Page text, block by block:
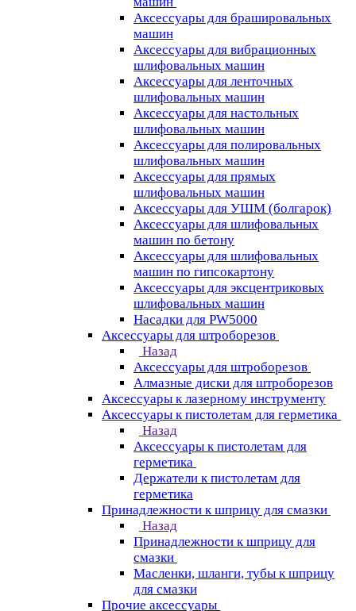
Аксессуары для брашировальных
машин
Аксессуары для вибрационных
шлифовальных машин
Аксессуары для ленточных
шлифовальных машин
Аксессуары для настольных
шлифовальных машин
Аксессуары для полировальных
шлифовальных машин
Аксессуары для прямых
шлифовальных машин
Аксессуары для УШМ (болгарок)
Аксессуары для шлифовальных
машин по бетону
Аксессуары для шлифовальных
машин по гипсокартону
Аксессуары для эксцентриковых
шлифовальных машин
Насадки для PW5000
Аксессуары для штроборезов
Назад
Аксессуары для штроборезов
Алмазные диски для штроборезов
Аксессуары к лазерному инструменту
Аксессуары к пистолетам для герметика
Назад
Аксессуары к пистолетам для
герметика
Держатели к пистолетам для
герметика
Принадлежности к шприцу для смазки
Назад
Принадлежности к шприцу для
смазки
Масленки, шланги, тубы к шприцу
для смазки
Прочие аксессуары